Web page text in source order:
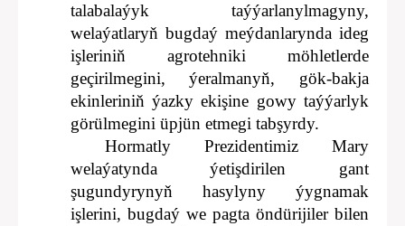
talabalaýyk taýýarlanylmagyny,
welaýatlaryň bugdaý meýdanlarynda ideg
işleriniň agrotehniki möhletlerde
geçirilmegini, ýeralmanyň, gök-bakja
ekinleriniň ýazky ekişine gowy taýýarlyk
görülmegini üpjün etmegi tabşyrdy.
Hormatly Prezidentimiz Mary
welaýatynda ýetişdirilen gant
şugundyrynyň hasylyny ýygnamak
işlerini, bugdaý we pagta öndürijiler bilen